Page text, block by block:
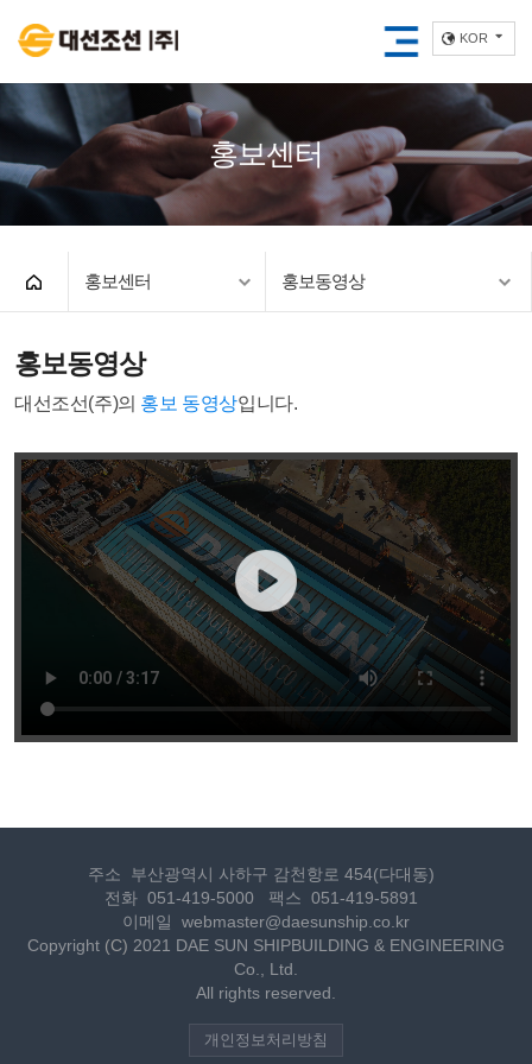
KOR
홍보센터
홍보센터 홍보동영상
홍보동영상
대선조선(주)의 홍보 동영상입니다.
주소
부산광역시 사하구 감천항로 454(다대동)
전화 051-419-5000 팩스 051-419-5891
이메일
webmaster@daesunship.co.kr
Copyright (C) 2021 DAE SUN SHIPBUILDING & ENGINEERING
Co., Ltd.
All rights reserved.
개인정보처리방침